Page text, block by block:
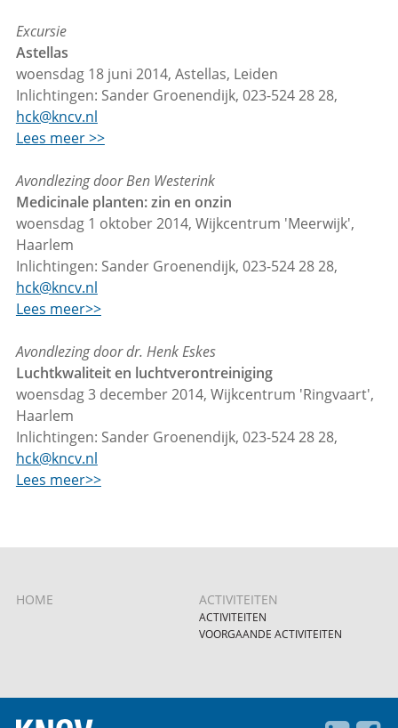
Excursie
Astellas
woensdag 18 juni 2014, Astellas, Leiden
Inlichtingen: Sander Groenendijk, 023-524 28 28,
hck@kncv.nl
Lees meer >>
Avondlezing door Ben Westerink
Medicinale planten: zin en onzin
woensdag 1 oktober 2014, Wijkcentrum 'Meerwijk',
Haarlem
Inlichtingen: Sander Groenendijk, 023-524 28 28,
hck@kncv.nl
Lees meer>>
Avondlezing door dr. Henk Eskes
Luchtkwaliteit en luchtverontreiniging
woensdag 3 december 2014, Wijkcentrum 'Ringvaart',
Haarlem
Inlichtingen: Sander Groenendijk, 023-524 28 28,
hck@kncv.nl
Lees meer>>
HOME ACTIVITEITEN
ACTIVITEITEN
VOORGAANDE ACTIVITEITEN